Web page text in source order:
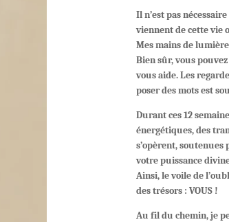
Il n’est pas
viennent de cette vie
Mes mains de
Bien sûr, vous
vous aide. Les
poser des mots est
Durant ces 12
énergétiques, des
s’opèrent, soutenues
votre puissance
Ainsi, le voile de
des trésors : VOUS !
Au fil du chemin, je